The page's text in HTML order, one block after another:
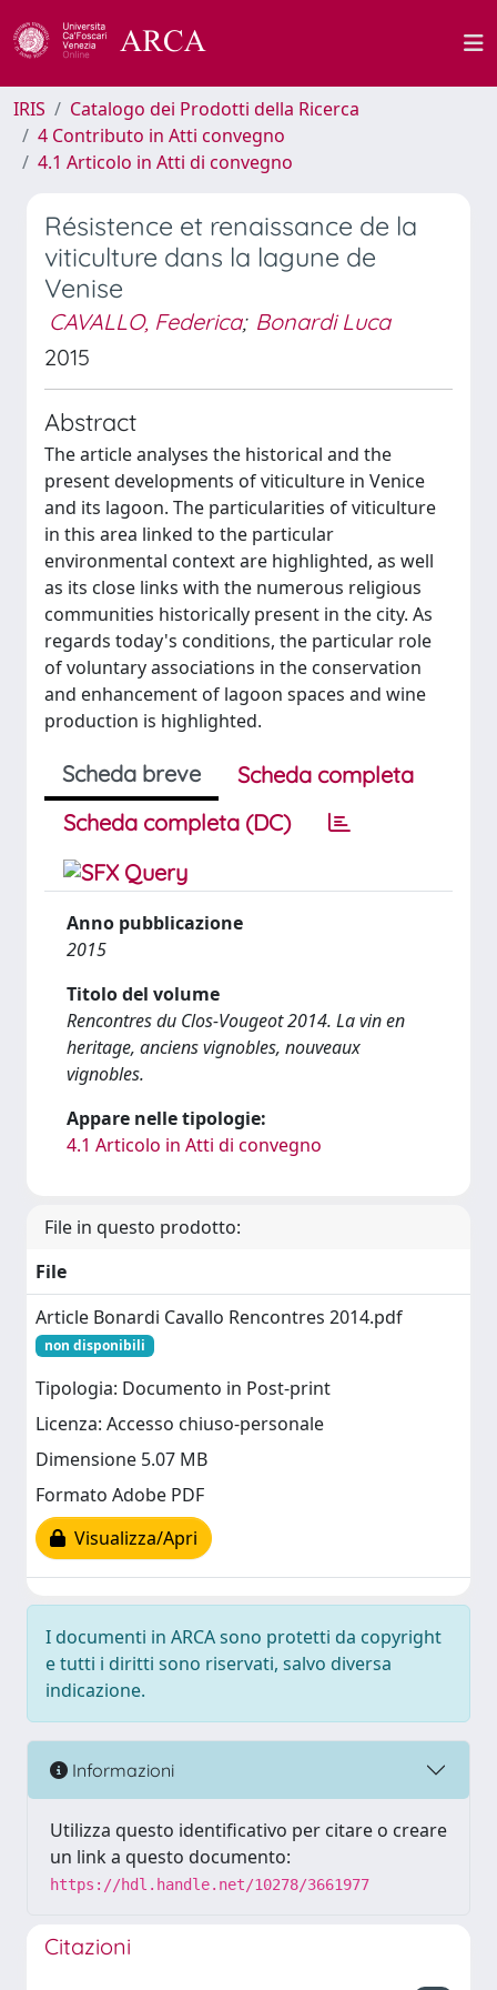
IRIS
Catalogo dei Prodotti della Ricerca
4 Contributo in Atti convegno
4.1 Articolo in Atti di convegno
Résistence et renaissance de la
viticulture dans la lagune de
Venise
CAVALLO, Federica; Bonardi Luca
2015
Abstract
The article analyses the historical and the
present developments of viticulture in Venice
and its lagoon. The particularities of viticulture
in this area linked to the particular
environmental context are highlighted, as well
as its close links with the numerous religious
communities historically present in the city. As
regards today's conditions, the particular role
of voluntary associations in the conservation
and enhancement of lagoon spaces and wine
production is highlighted.
Scheda breve
Scheda completa
Scheda completa (DC)
Anno pubblicazione
2015
Titolo del volume
Rencontres du Clos-Vougeot 2014. La vin en
heritage, anciens vignobles, nouveaux
vignobles.
Appare nelle tipologie:
4.1 Articolo in Atti di convegno
File in questo prodotto:
File
Article Bonardi Cavallo Rencontres 2014.pdf
non disponibili
Tipologia: Documento in Post-print
Licenza: Accesso chiuso-personale
Dimensione 5.07 MB
Formato Adobe PDF
Visualizza/Apri
I documenti in ARCA sono protetti da copyright
e tutti i diritti sono riservati, salvo diversa
indicazione.
Informazioni
Utilizza questo identificativo per citare o creare
un link a questo documento:
https://hdl.handle.net/10278/3661977
Citazioni